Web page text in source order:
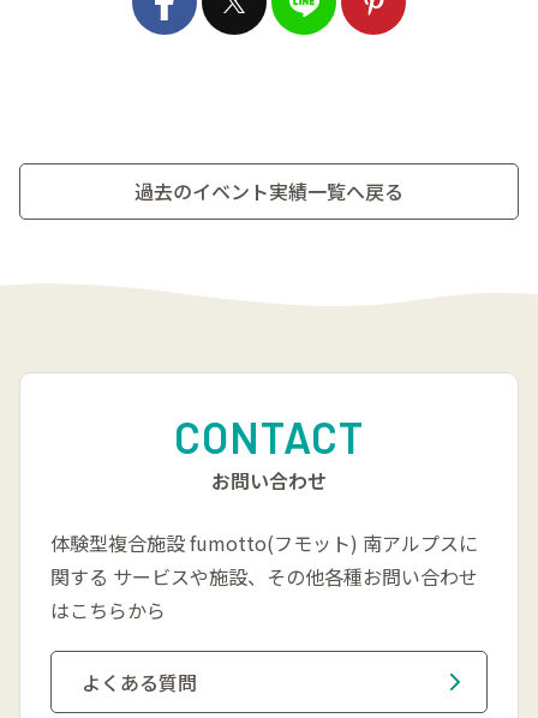
過去のイベント実績一覧へ戻る
CONTACT
お問い合わせ
体験型複合施設 fumotto(フモット) 南アルプスに
関する サービスや施設、その他各種お問い合わせ
はこちらから
よくある質問